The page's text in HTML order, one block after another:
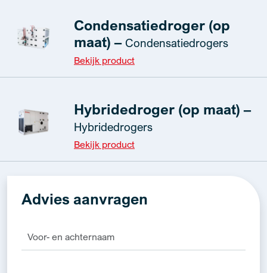
Condensatiedroger (op
maat) – Condensatiedrogers
Bekijk product
Hybridedroger (op maat) –
Hybridedrogers
Bekijk product
Advies aanvragen